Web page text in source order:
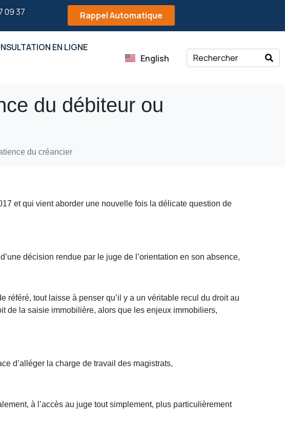
09 37 Rappel Automatique
EN LIGNE
English
du débiteur ou
du créancier
et qui vient aborder une nouvelle fois la délicate question de
décision rendue par le juge de l’orientation en son absence,
référé, tout laisse à penser qu’il y a un véritable recul du droit au
de la saisie immobilière, alors que les enjeux immobiliers,
d’alléger la charge de travail des magistrats,
à l’accès au juge tout simplement, plus particulièrement